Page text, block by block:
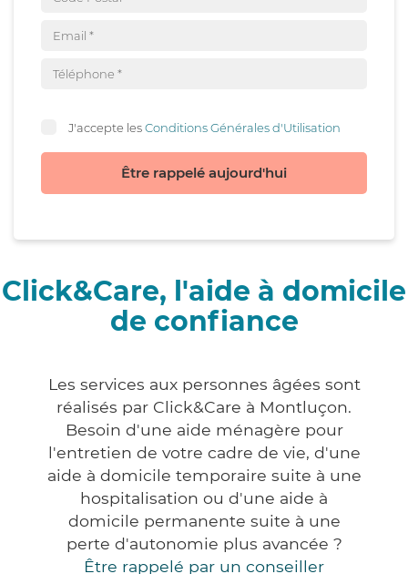
J'accepte lesConditions Générales d'Utilisation
Être rappelé aujourd'hui
Click&Care, l'aide à domicile
de confiance
Les services aux personnes âgées sont
réalisés par Click&Care à Montluçon.
Besoin d'une aide ménagère pour
l'entretien de votre cadre de vie, d'une
aide à domicile temporaire suite à une
hospitalisation ou d'une aide à
domicile permanente suite à une
perte d'autonomie plus avancée ?
Être rappelé par un conseiller